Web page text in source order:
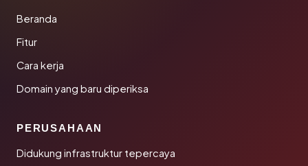
Beranda
Fitur
Cara kerja
Domain yang baru diperiksa
PERUSAHAAN
Didukung infrastruktur tepercaya